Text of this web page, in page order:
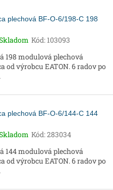
plechová BF-O-6/198-C 198
Kód: 103093
198 modulová plechová
od výrobcu EATON. 6 radov po
plechová BF-O-6/144-C 144
Kód:283034
144 modulová plechová
od výrobcu EATON. 6 radov po